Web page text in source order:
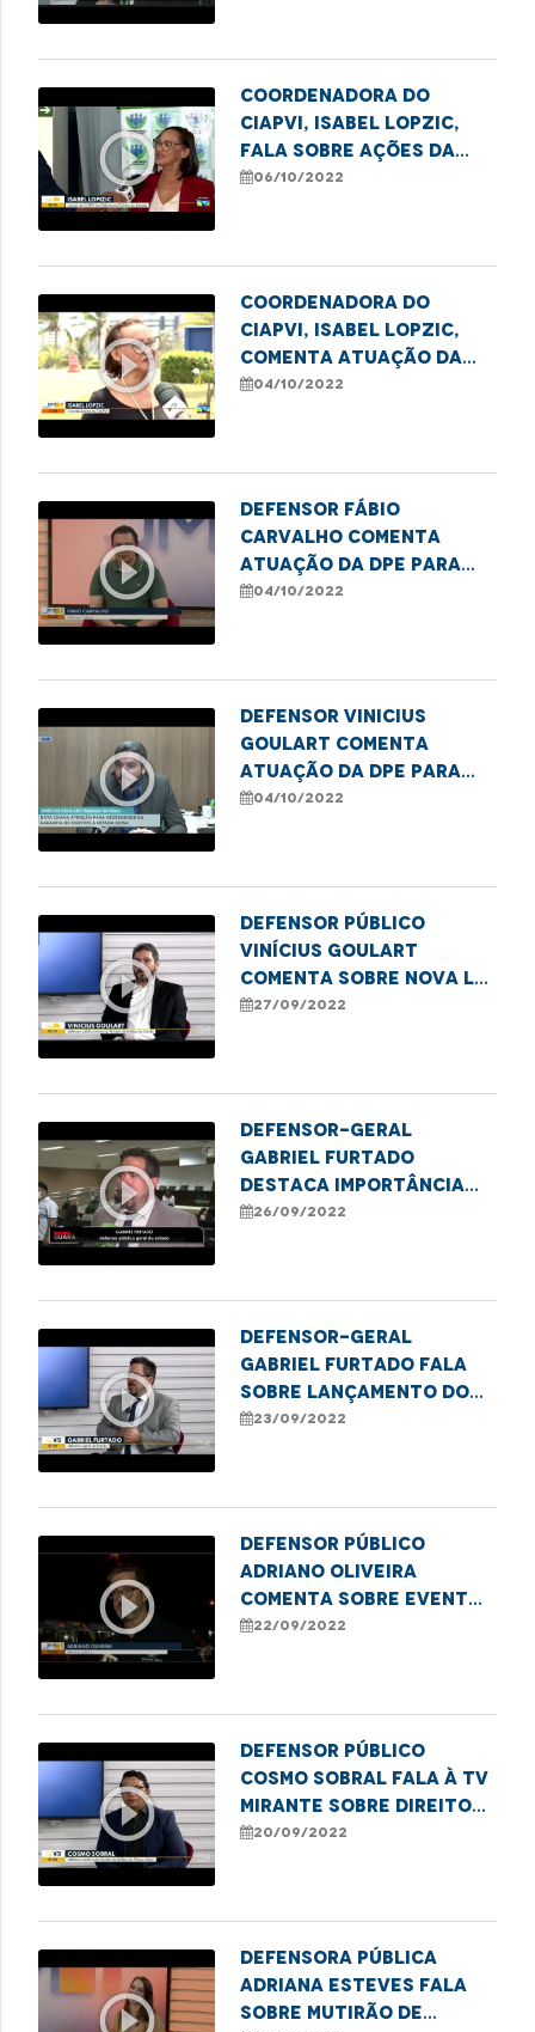
play_circle_outline
Coordenadora do
Ciapvi, Isabel Lopzic,
fala sobre ações da
Semana do Idoso
06/10/2022
play_circle_outline
Coordenadora do
Ciapvi, Isabel Lopzic,
comenta atuação da
DPE para garantir
04/10/2022
play_circle_outline
Defensor Fábio
Carvalho comenta
atuação da DPE para
garantir direitos dos
04/10/2022
play_circle_outline
Defensor Vinicius
Goulart comenta
atuação da DPE para
garantir direitos dos
04/10/2022
play_circle_outline
Defensor público
Vinícius Goulart
comenta sobre nova lei
referente ao rol
27/09/2022
play_circle_outline
Defensor-geral
Gabriel Furtado
destaca importância
do registro de
26/09/2022
play_circle_outline
Defensor-geral
Gabriel Furtado fala
sobre lançamento do
Plano para
23/09/2022
play_circle_outline
Defensor Público
Adriano Oliveira
comenta sobre evento
para os
22/09/2022
play_circle_outline
Defensor público
Cosmo Sobral fala à TV
Mirante sobre direitos
dos idosos
20/09/2022
Defensora pública
Adriana Esteves fala
sobre mutirão de